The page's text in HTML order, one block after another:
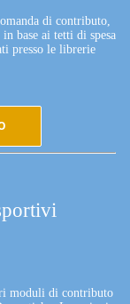
di contributo,
base ai tetti di spesa
presso le librerie
moduli di contributo